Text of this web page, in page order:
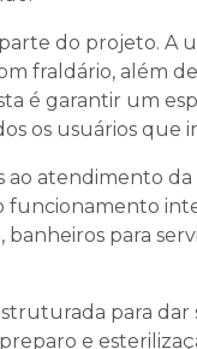
do projeto. A
fraldário, além
é garantir um
os usuários que
ao atendimento
funcionamento
banheiros para
para dar
e